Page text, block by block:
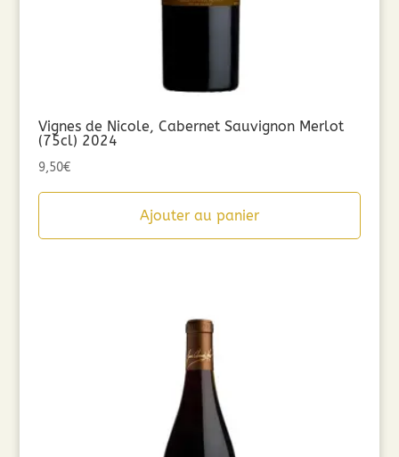
Vignes de Nicole, Cabernet Sauvignon Merlot
(75cl) 2024
9,50€
Ajouter au panier